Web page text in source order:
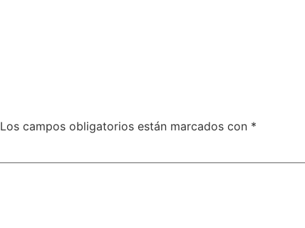
Los campos obligatorios están marcados con *